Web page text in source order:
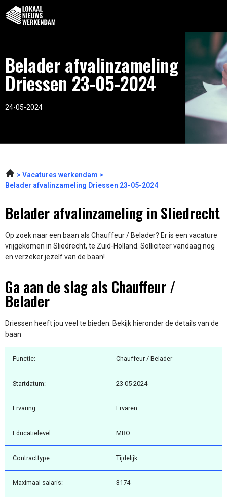
Belader afvalinzameling
Driessen 23-05-2024
24-05-2024
Vacatures werkendam
Belader afvalinzameling Driessen 23-05-2024
Belader afvalinzameling in Sliedrecht
Op zoek naar een baan als Chauffeur / Belader? Er is een vacature
vrijgekomen in Sliedrecht, te Zuid-Holland. Solliciteer vandaag nog
en verzeker jezelf van de baan!
Ga aan de slag als Chauffeur /
Belader
Driessen heeft jou veel te bieden. Bekijk hieronder de details van de
baan
Functie: Chauffeur / Belader
Startdatum: 23-05-2024
Ervaring: Ervaren
Educatielevel: MBO
Contracttype: Tijdelijk
Maximaal salaris: 3174